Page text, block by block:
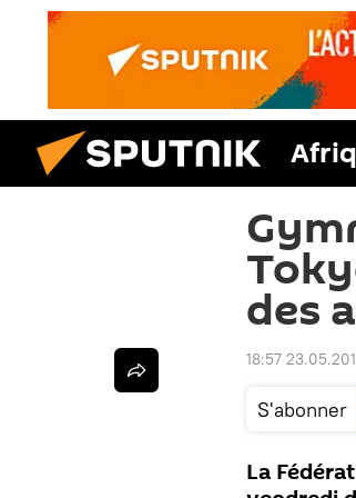
des
18:57
S'abonner
La